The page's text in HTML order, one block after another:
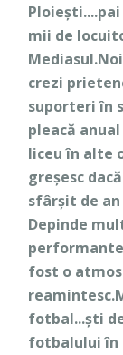
mii de
crezi
suporteri în
pleacă
liceu în alte
greșesc
sfârșit de
Depinde
fost o
fotbal...ști
fotbalului în